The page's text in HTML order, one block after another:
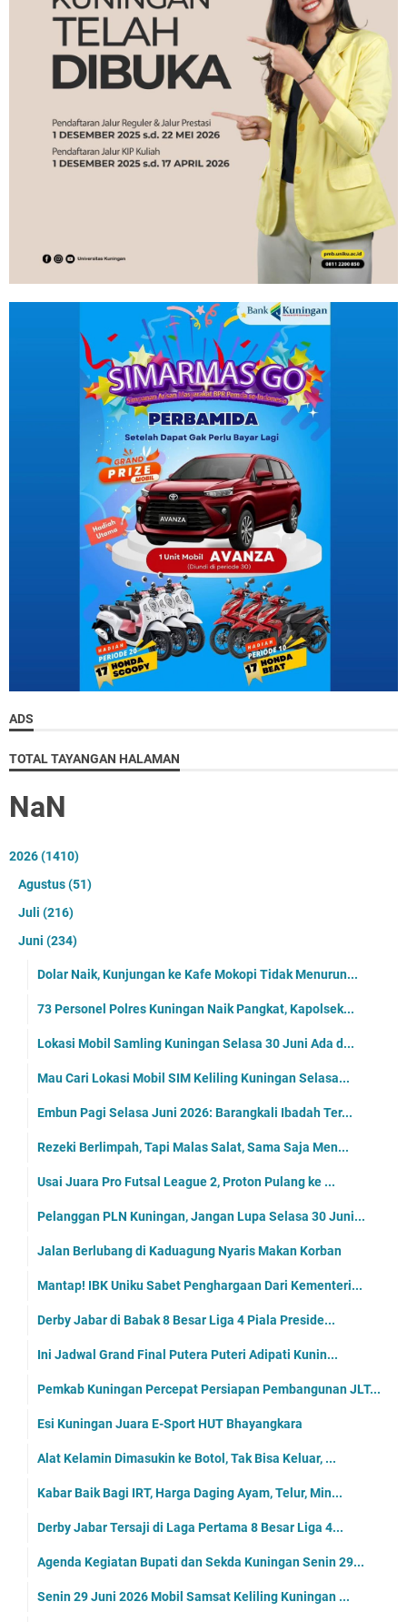
ADS
TOTAL TAYANGAN HALAMAN
NaN
2026(1410)
Agustus(51)
Juli (216)
Juni (234)
Dolar Naik, Kunjungan ke Kafe Mokopi Tidak Menurun...
73 Personel Polres Kuningan Naik Pangkat, Kapolsek...
Lokasi Mobil Samling Kuningan Selasa 30 Juni Ada d...
Mau Cari Lokasi Mobil SIM Keliling Kuningan Selasa...
Embun Pagi Selasa Juni 2026: Barangkali Ibadah Ter...
Rezeki Berlimpah, Tapi Malas Salat, Sama Saja Men...
Usai Juara Pro Futsal League 2, Proton Pulang ke ...
Pelanggan PLN Kuningan, Jangan Lupa Selasa 30 Juni...
Jalan Berlubang di Kaduagung Nyaris Makan Korban
Mantap! IBK Uniku Sabet Penghargaan Dari Kementeri...
Derby Jabar di Babak 8 Besar Liga 4 Piala Preside...
Ini Jadwal Grand Final Putera Puteri Adipati Kunin...
Pemkab Kuningan Percepat Persiapan Pembangunan JLT...
Esi Kuningan Juara E-Sport HUT Bhayangkara
Alat Kelamin Dimasukin ke Botol, Tak Bisa Keluar, ...
Kabar Baik Bagi IRT, Harga Daging Ayam, Telur, Min...
Derby Jabar Tersaji di Laga Pertama 8 Besar Liga 4...
Agenda Kegiatan Bupati dan Sekda Kuningan Senin 29...
Senin 29 Juni 2026 Mobil Samsat Keliling Kuningan ...